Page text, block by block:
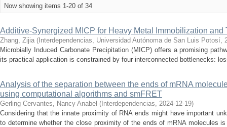
Now showing items 1-20 of 34
Additive-Synergized MICP for Heavy Metal Immobilization
Zhang, Zijia ( Interdependencias, Universidad Autónoma de San Luis Potosí,
Microbially Induced Carbonate Precipitation (MICP) offers a promising
its practical application is constrained by four interconnected bottlenecks:
Analysis of the separation between the ends of mRNA
using computational algorithms and smFRET
Gerling Cervantes, Nancy Anabel ( Interdependencias, 2024-12-19)
Considering that the innate proximity of RNA ends might have important
to determine whether the close proximity of the ends of mRNA molecules